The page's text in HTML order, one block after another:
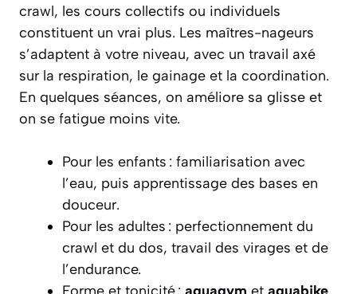
crawl, les cours collectifs ou individuels
constituent un vrai plus. Les maîtres-nageurs
s’adaptent à votre niveau, avec un travail axé
sur la respiration, le gainage et la coordination.
En quelques séances, on améliore sa glisse et
on se fatigue moins vite.
Pour les enfants : familiarisation avec
l’eau, puis apprentissage des bases en
douceur.
Pour les adultes : perfectionnement du
crawl et du dos, travail des virages et de
l’endurance.